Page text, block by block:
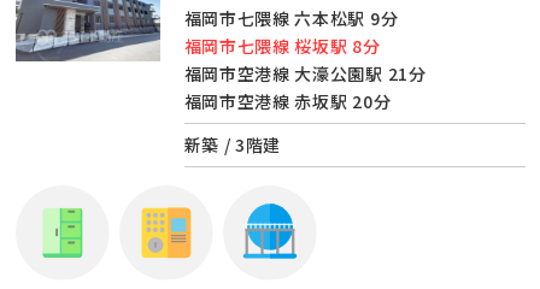
福岡市七隈線 六本松駅 9分
福岡市七隈線 桜坂駅 8分
福岡市空港線 大濠公園駅 21分
福岡市空港線 赤坂駅 20分
新築 / 3階建